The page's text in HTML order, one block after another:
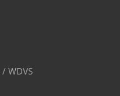
WDVS